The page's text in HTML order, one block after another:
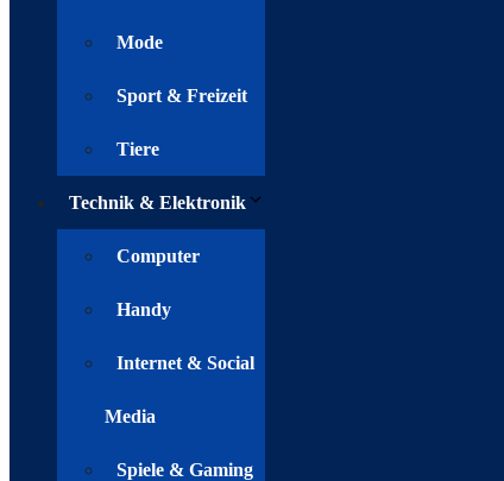
Mode
Sport & Freizeit
Tiere
Technik & Elektronik
Computer
Handy
Internet & Social
Media
Spiele & Gaming